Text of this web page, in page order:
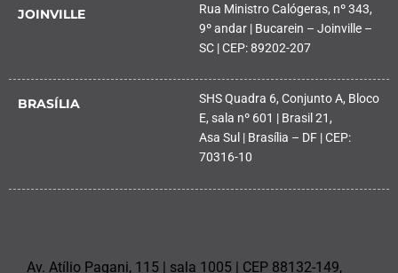
JOINVILLE
Rua Ministro Calógeras, nº 343,
9º andar | Bucarein – Joinville –
SC | CEP: 89202-207
BRASÍLIA
SHS Quadra 6, Conjunto A, Bloco
E, sala nº 601 | Brasil 21,
Asa Sul | Brasília – DF | CEP:
70316-10
Av. Atílio Pagani, 115 | sala 1005 | CEP 88132-149,